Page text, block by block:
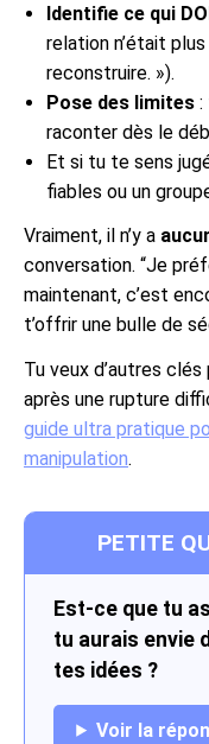
Identifie ce qui
relation n’était
reconstruire. »).
Pose des limites :
raconter dès le
Et si tu te sens
fiables ou un
Vraiment, il n’y a
conversation. “Je
maintenant, c’est
t’offrir une bulle de
Tu veux d’autres
après une rupture
guide ultra pratique
manipulation.
PETITE
Est-ce que tu
tu aurais envie
tes idées ?
Voir la